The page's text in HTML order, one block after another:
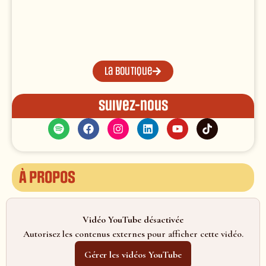
La boutique
Suivez-nous
À propos
Vidéo YouTube désactivée
Autorisez les contenus externes pour afficher cette vidéo.
Gérer les vidéos YouTube